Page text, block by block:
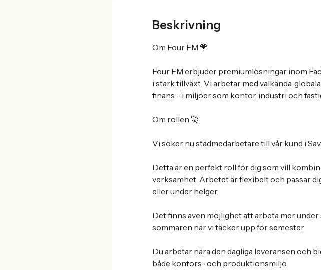
Beskrivning
Om Four FM 💗
Four FM erbjuder premiumlösningar inom
i stark tillväxt. Vi arbetar med välkända,
finans - i miljöer som kontor, industri och
Om rollen 🚀
Vi söker nu städmedarbetare till vår kund i
Detta är en perfekt roll för dig som vill
verksamhet. Arbetet är flexibelt och passar
eller under helger.
Det finns även möjlighet att arbeta mer
sommaren när vi täcker upp för semester.
Du arbetar nära den dagliga leveransen och
både kontors- och produktionsmiljö.